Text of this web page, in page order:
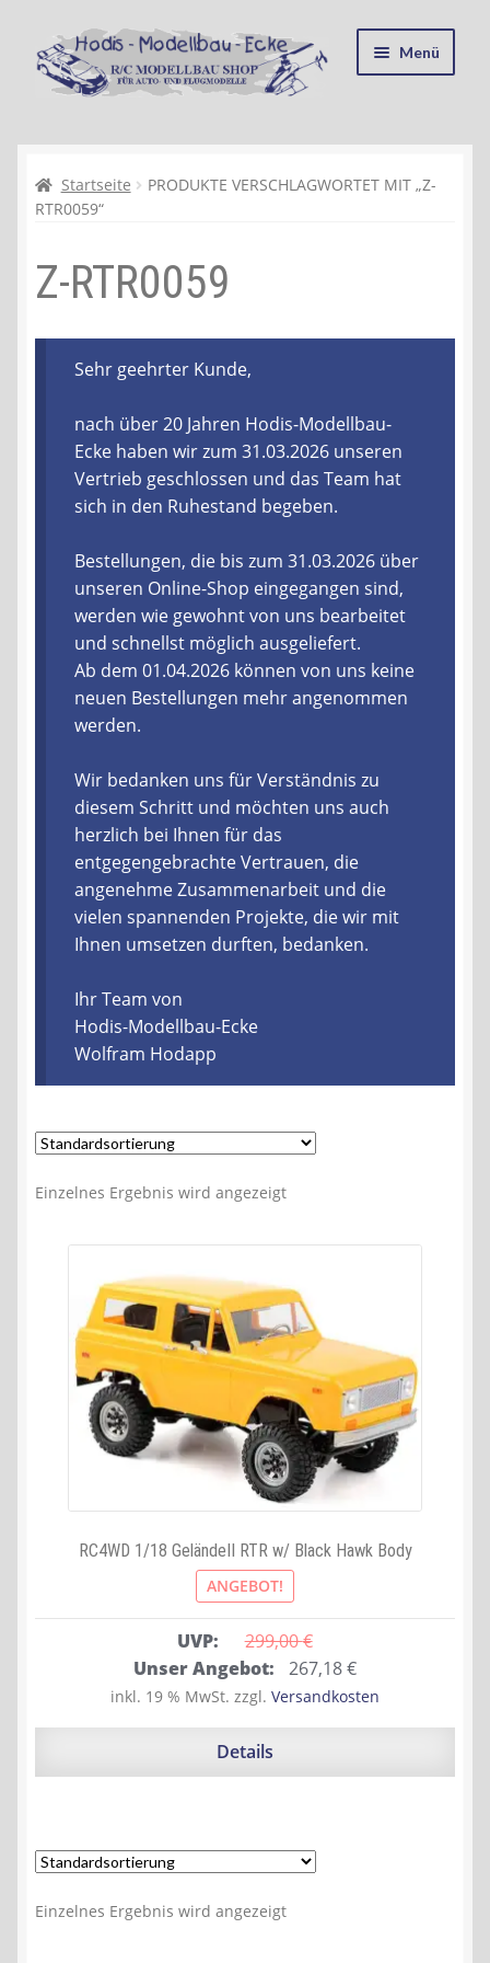
Zur
Navigation
springen
Zum
Inhalt
springen
Menü
Kasse
Recycling, Entsorgung und Umwelt
Shop
Warenkorb
Ablauf einer Bestellung
Zahlungsarten
Lieferzeit & Verfügbarkeit
Gutschein
Batterien- und Akku Verordnung
Elektro- und Elektronikgeräte Verordnung
Öle- und Schmierstoff Verordnung
Vereine & Foren
Kontakt
Startseite
PRODUKTE VERSCHLAGWORTET MIT „Z-
RTR0059“
Z-RTR0059
Sehr geehrter Kunde,
nach über 20 Jahren Hodis-Modellbau-
Ecke haben wir zum 31.03.2026 unseren
Vertrieb geschlossen und das Team hat
sich in den Ruhestand begeben.
Bestellungen, die bis zum 31.03.2026 über
unseren Online-Shop eingegangen sind,
werden wie gewohnt von uns bearbeitet
und schnellst möglich ausgeliefert.
Ab dem 01.04.2026 können von uns keine
neuen Bestellungen mehr angenommen
werden.
Wir bedanken uns für Verständnis zu
diesem Schritt und möchten uns auch
herzlich bei Ihnen für das
entgegengebrachte Vertrauen, die
angenehme Zusammenarbeit und die
vielen spannenden Projekte, die wir mit
Ihnen umsetzen durften, bedanken.
Ihr Team von
Hodis-Modellbau-Ecke
Wolfram Hodapp
Einzelnes Ergebnis wird angezeigt
RC4WD 1/18 GeländeII RTR w/ Black Hawk Body
ANGEBOT!
UVP: 299,00 €
Ursprünglicher
Preis
war:
Unser Angebot: 267,18€Aktueller
Preis
ist:
inkl. 19 % MwSt. zzgl. Versandkosten
Details
Einzelnes Ergebnis wird angezeigt